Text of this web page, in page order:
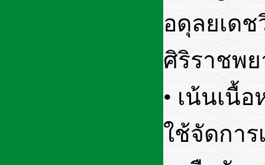
อดุลยเด
ศิริราชพ
• เน้นเนื้
ใช้จัดการ